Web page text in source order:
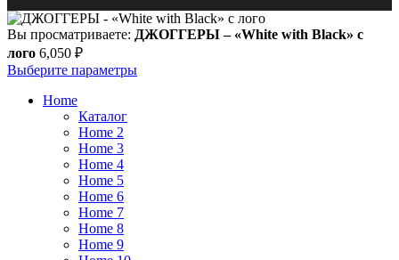
Вы просматриваете: ДЖОГГЕРЫ – «White with Black» с
лого 6,050 ₽
Выберите параметры
Home
Каталог
Home 2
Home 3
Home 4
Home 5
Home 6
Home 7
Home 8
Home 9